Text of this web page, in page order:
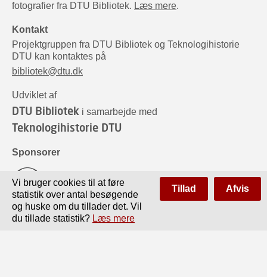
fotografier fra DTU Bibliotek. Læs mere.
Kontakt
Projektgruppen fra DTU Bibliotek og Teknologihistorie
DTU kan kontaktes på
bibliotek@dtu.dk
Udviklet af
DTU Bibliotek i samarbejde med
Teknologihistorie DTU
Sponsorer
Vi bruger cookies til at føre
statistik over antal besøgende
og huske om du tillader det. Vil
du tillade statistik? Læs mere
Tillad Afvis